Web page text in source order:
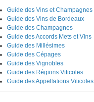
Guide des Vins et Champagnes
Guide des Vins de Bordeaux
Guide des Champagnes
Guide des Accords Mets et Vins
Guide des Millésimes
Guide des Cépages
Guide des Vignobles
Guide des Régions Viticoles
Guide des Appellations Viticoles